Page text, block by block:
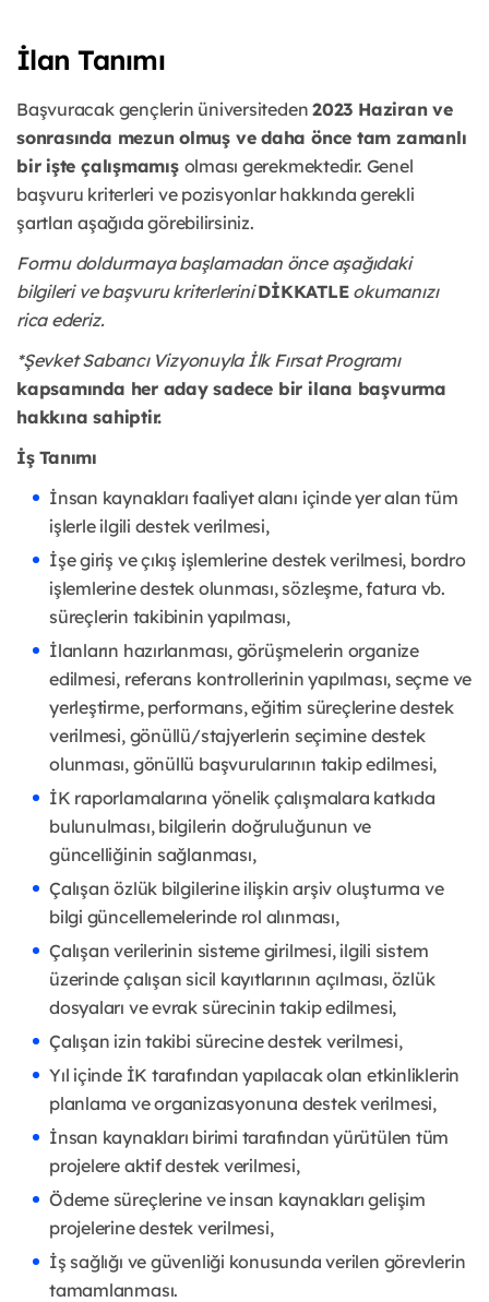
İlan Tanımı
Başvuracak gençlerin üniversiteden2023 Haziran ve
sonrasında mezun olmuş ve daha önce tam zamanlı
bir işte çalışmamış olması gerekmektedir. Genel
başvuru kriterleri ve pozisyonlar hakkında gerekli
şartları aşağıda görebilirsiniz.
Formu doldurmaya başlamadan önce aşağıdaki
bilgileri ve başvuru kriterleriniDİKKATLE okumanızı
rica ederiz.
*Şevket Sabancı Vizyonuyla İlk Fırsat Programı
kapsamında her aday sadece bir ilana başvurma
hakkına sahiptir.
İş Tanımı
İnsan kaynakları faaliyet alanı içinde yer alan tüm
işlerle ilgili destek verilmesi,
İşe giriş ve çıkış işlemlerine destek verilmesi, bordro
işlemlerine destek olunması, sözleşme, fatura vb.
süreçlerin takibinin yapılması,
İlanların hazırlanması, görüşmelerin organize
edilmesi, referans kontrollerinin yapılması, seçme ve
yerleştirme, performans, eğitim süreçlerine destek
verilmesi, gönüllü/stajyerlerin seçimine destek
olunması, gönüllü başvurularının takip edilmesi,
İK raporlamalarına yönelik çalışmalara katkıda
bulunulması, bilgilerin doğruluğunun ve
güncelliğinin sağlanması,
Çalışan özlük bilgilerine ilişkin arşiv oluşturma ve
bilgi güncellemelerinde rol alınması,
Çalışan verilerinin sisteme girilmesi, ilgili sistem
üzerinde çalışan sicil kayıtlarının açılması, özlük
dosyaları ve evrak sürecinin takip edilmesi,
Çalışan izin takibi sürecine destek verilmesi,
Yıl içinde İK tarafından yapılacak olan etkinliklerin
planlama ve organizasyonuna destek verilmesi,
İnsan kaynakları birimi tarafından yürütülen tüm
projelere aktif destek verilmesi,
Ödeme süreçlerine ve insan kaynakları gelişim
projelerine destek verilmesi,
İş sağlığı ve güvenliği konusunda verilen görevlerin
tamamlanması.